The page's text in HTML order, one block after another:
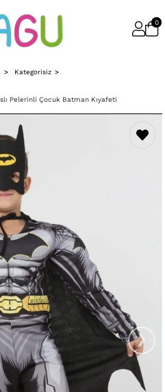
0
Kategorisiz
Pelerinli Çocuk Batman Kıyafeti
›